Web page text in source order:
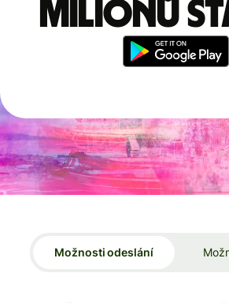
milionů
Možnosti odeslání